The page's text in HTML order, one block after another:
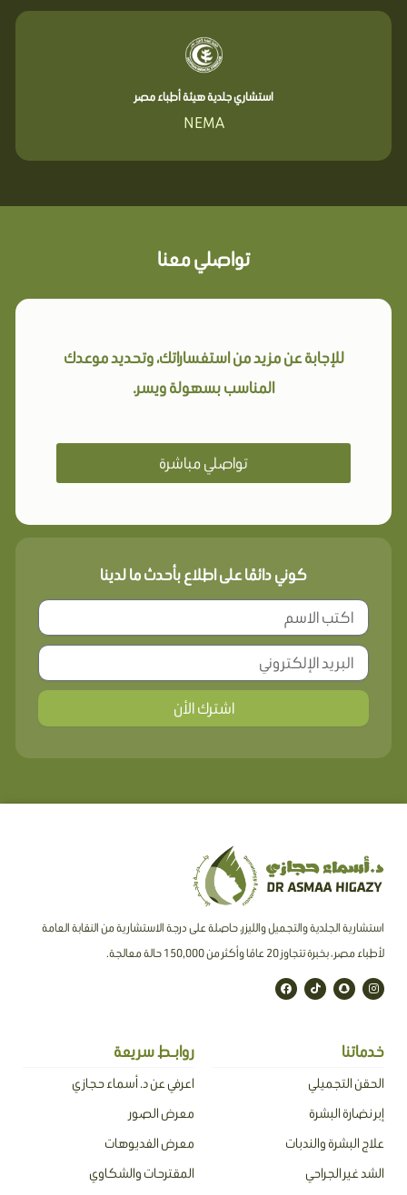
استشاري جلدية هيئة أطباء مصر
NEMA
تواصلي معنا
للإجابة عن مزيد من استفساراتك، وتحديد موعدك
المناسب بسهولة ويسر.
تواصلي مباشرة
كوني دائمًا على اطلاع بأحدث ما لدينا
اشترك الأن
استشارية الجلدية والتجميل والليزر، حاصلة على درجة الاستشارية من النقابة العامة
لأطباء مصر ، بخبرة تتجاوز 20 عامًا وأكثر من 150,000 حالة معالجة.
I
n
s
a
S
n
a
a
t
T
i
k
F
a
c
خدماتنا
الحقن التجميلي
إبر نضارة البشرة
علاج البشرة والندبات
الشد غير الجراحي
روابـط سريعة
اعرفي عن د. أسماء حجازي
معرض الصور
معرض الفديوهات
المقترحات والشكاوي